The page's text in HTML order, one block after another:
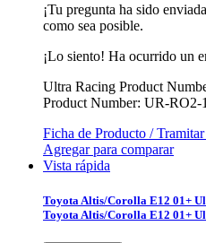
¡Tu pregunta ha sido
como sea posible.
¡Lo siento! Ha ocurrido un
Ultra Racing Product
Product Number: UR-RO2-
Ficha de Producto /
Agregar para comparar
Vista rápida
Toyota Altis/Corolla E12 01+
Toyota Altis/Corolla E12 01+